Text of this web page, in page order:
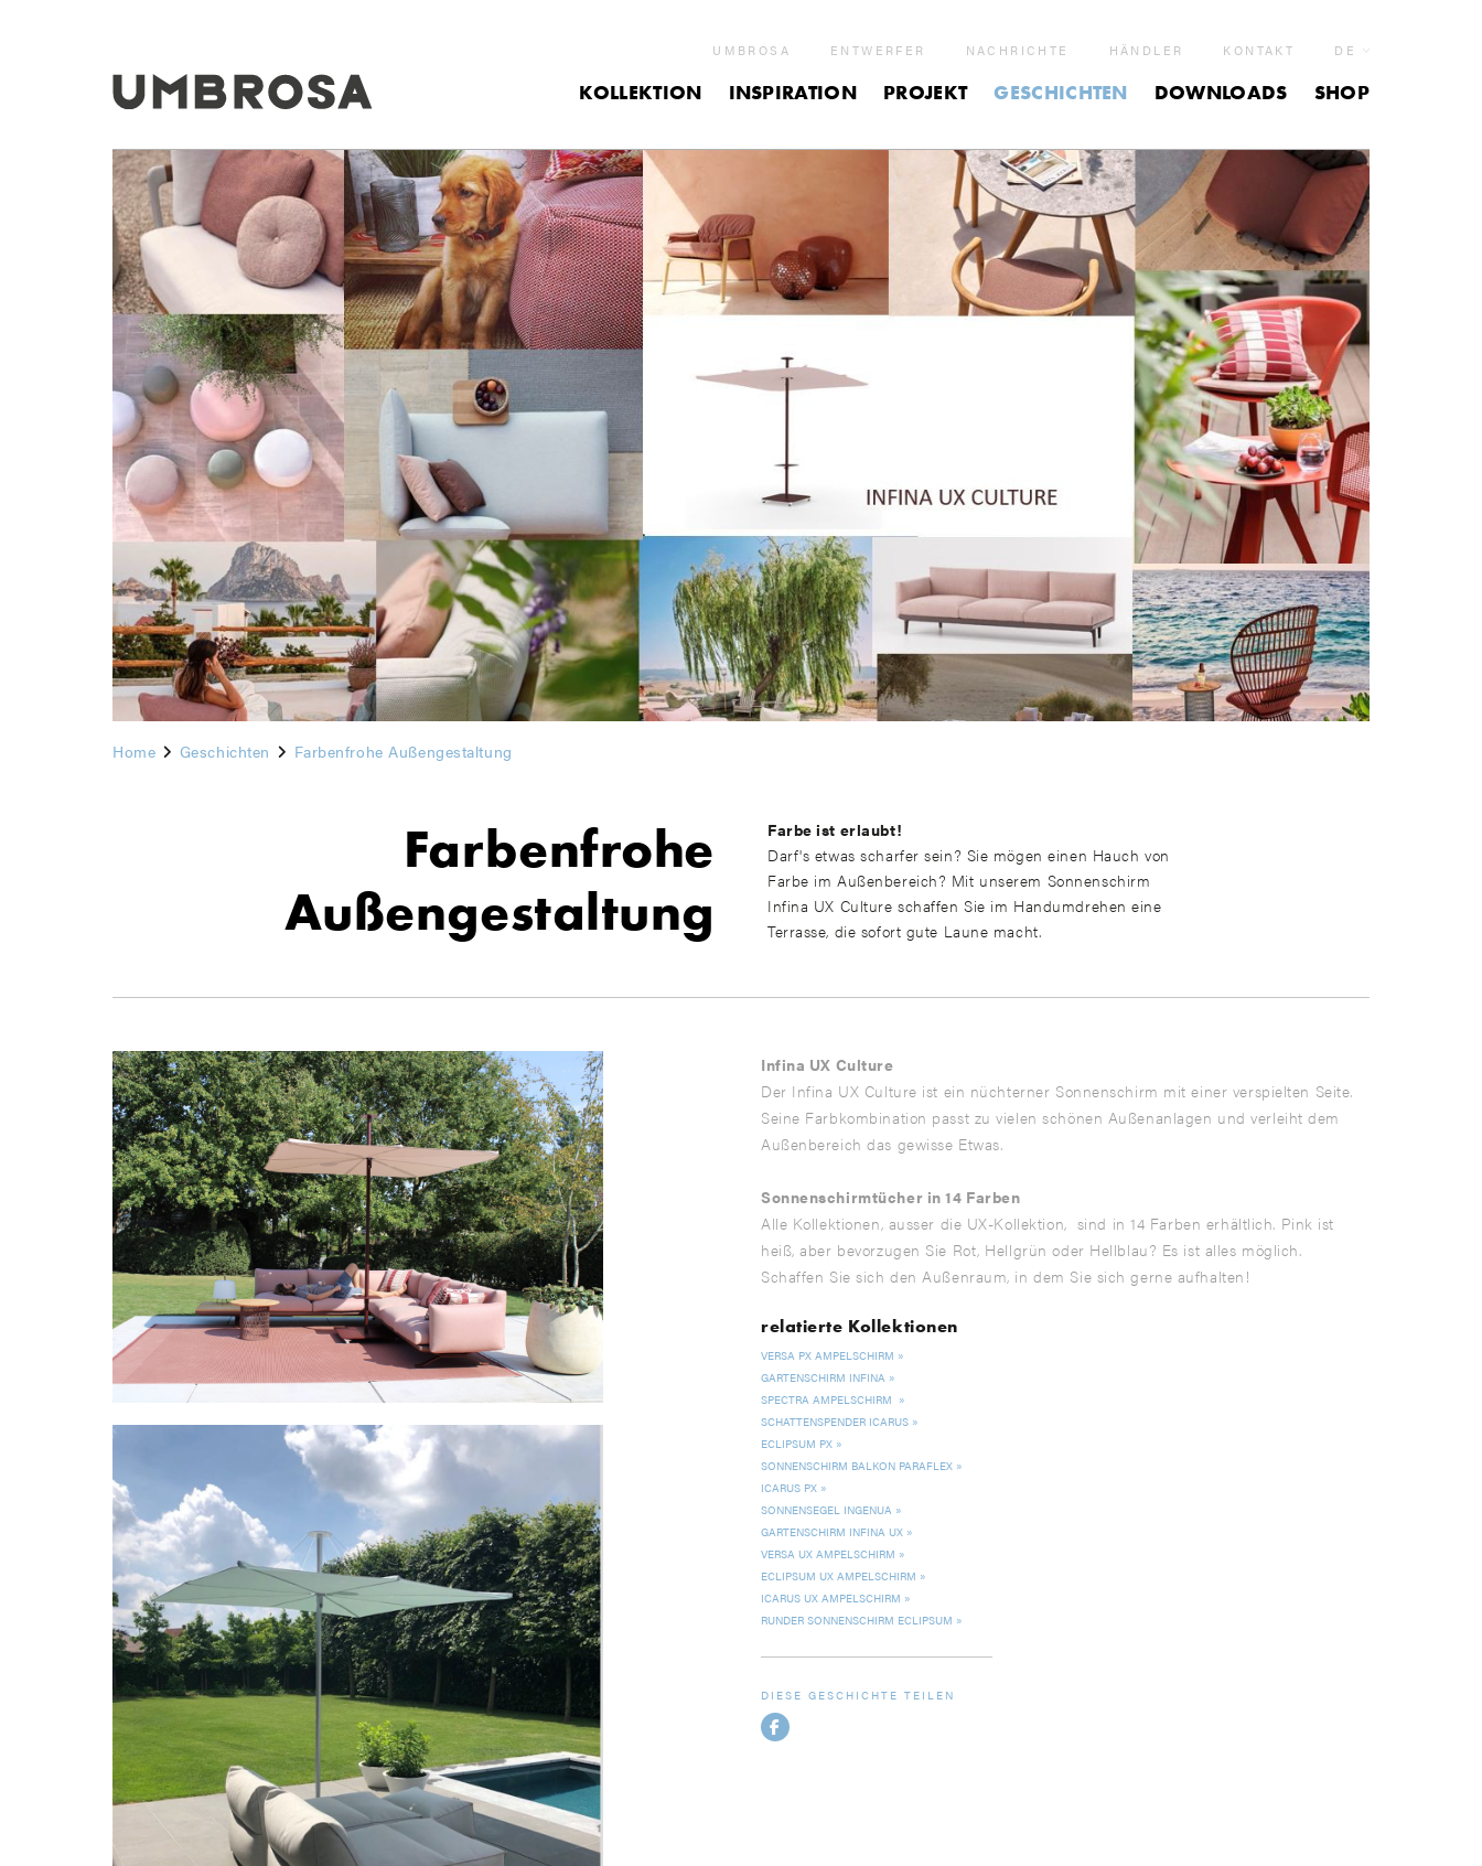
UMBROSA ENTWERFER NACHRICHTE HÄNDLER KONTAKT DE
KOLLEKTION INSPIRATION PROJEKT GESCHICHTEN DOWNLOADS SHOP
Home Geschichten Farbenfrohe Außengestaltung
Farbenfrohe
Außengestaltung
Farbe ist erlaubt!
Darf's etwas scharfer sein? Sie mögen einen Hauch von
Farbe im Außenbereich? Mit unserem Sonnenschirm
Infina UX Culture schaffen Sie im Handumdrehen eine
Terrasse, die sofort gute Laune macht.
Infina UX Culture
Der Infina UX Culture ist ein nüchterner Sonnenschirm mit einer verspielten Seite.
Seine Farbkombination passt zu vielen schönen Außenanlagen und verleiht dem
Außenbereich das gewisse Etwas.
Sonnenschirmtücher in 14 Farben
Alle Kollektionen, ausser die UX-Kollektion, sind in 14 Farben erhältlich. Pink ist
heiß, aber bevorzugen Sie Rot, Hellgrün oder Hellblau? Es ist alles möglich.
Schaffen Sie sich den Außenraum, in dem Sie sich gerne aufhalten!
relatierte Kollektionen
VERSA PX AMPELSCHIRM
GARTENSCHIRM INFINA
SPECTRA AMPELSCHIRM
SCHATTENSPENDER ICARUS
ECLIPSUM PX
SONNENSCHIRM BALKON PARAFLEX
ICARUS PX
SONNENSEGEL INGENUA
GARTENSCHIRM INFINA UX
VERSA UX AMPELSCHIRM
ECLIPSUM UX AMPELSCHIRM
ICARUS UX AMPELSCHIRM
RUNDER SONNENSCHIRM ECLIPSUM
DIESE GESCHICHTE TEILEN